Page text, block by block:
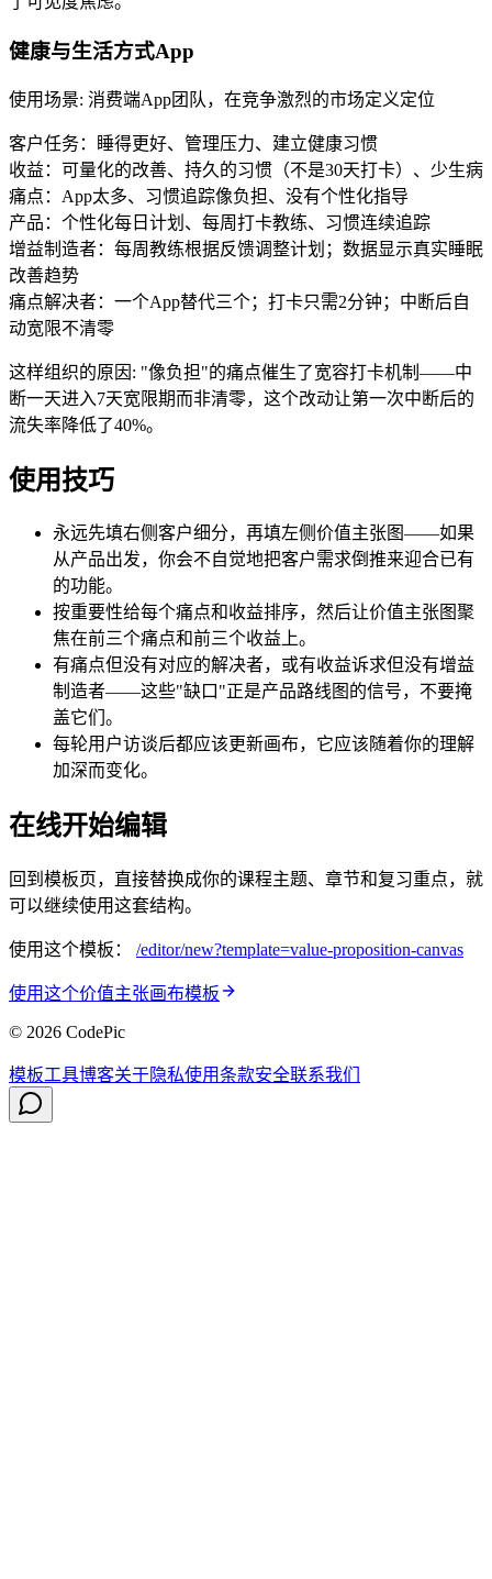
健康与生活方式App
使用场景: 消费端App团队，在竞争激烈的市场定义定位
客户任务：睡得更好、管理压力、建立健康习惯
收益：可量化的改善、持久的习惯（不是30天打卡）、少生病
痛点：App太多、习惯追踪像负担、没有个性化指导
产品：个性化每日计划、每周打卡教练、习惯连续追踪
增益制造者：每周教练根据反馈调整计划；数据显示真实睡眠
改善趋势
痛点解决者：一个App替代三个；打卡只需2分钟；中断后自
动宽限不清零
这样组织的原因 : "像负担"的痛点催生了宽容打卡机制——中
断一天进入7天宽限期而非清零，这个改动让第一次中断后的
流失率降低了40%。
使用技巧
永远先填右侧客户细分，再填左侧价值主张图——如果
从产品出发，你会不自觉地把客户需求倒推来迎合已有
的功能。
按重要性给每个痛点和收益排序，然后让价值主张图聚
焦在前三个痛点和前三个收益上。
有痛点但没有对应的解决者，或有收益诉求但没有增益
制造者——这些"缺口"正是产品路线图的信号，不要掩
盖它们。
每轮用户访谈后都应该更新画布，它应该随着你的理解
加深而变化。
在线开始编辑
回到模板页，直接替换成你的课程主题、章节和复习重点，就
可以继续使用这套结构。
使用这个模板： /editor/new?template=value-proposition-canvas
使用这个价值主张画布模板
© 2026 CodePic
模板工具博客关于隐私使用条款安全联系我们